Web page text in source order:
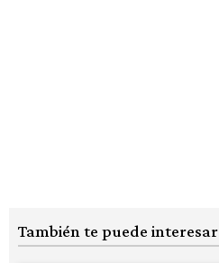
También te puede interesar